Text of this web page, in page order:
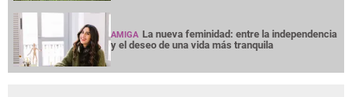
AMIGA La nueva feminidad: entre la independencia
y el deseo de una vida más tranquila